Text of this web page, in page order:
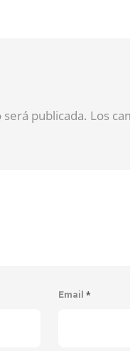
publicada. Los
Email *